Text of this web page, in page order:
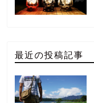
最近の投稿記事